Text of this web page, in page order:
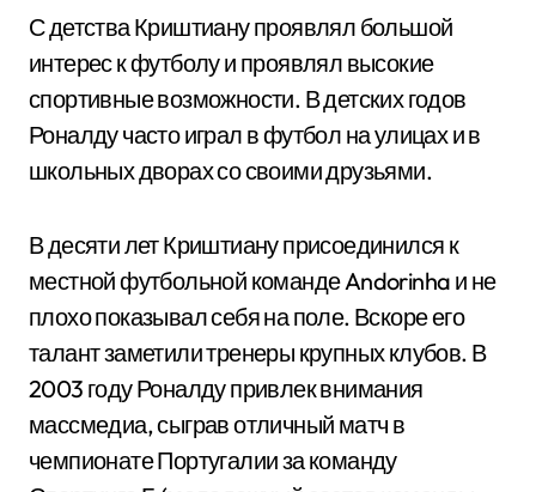
С детства Криштиану проявлял большой
интерес к футболу и проявлял высокие
спортивные возможности. В детских годов
Роналду часто играл в футбол на улицах и в
школьных дворах со своими друзьями.
В десяти лет Криштиану присоединился к
местной футбольной команде Andorinha и не
плохо показывал себя на поле. Вскоре его
талант заметили тренеры крупных клубов. В
2003 году Роналду привлек внимания
массмедиа, сыграв отличный матч в
чемпионате Португалии за команду